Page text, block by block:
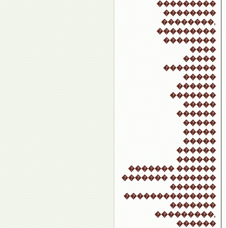
���������
��������
��������,
���������
��������
����
�����
��������
�����
������
�������
�����
������
�����
�����
�����
������
������
������� ������
������� �������
�������
��������������
�������
���������,
������